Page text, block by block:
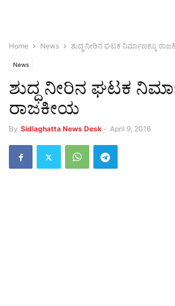
Home News ಶುದ್ಧ ನೀರಿನ ಘಟಕ ನಿರ್ಮಾಣಕ್ಕೂ
News
ಶುದ್ಧ ನೀರಿನ ಘಟಕ
ರಾಜಕೀಯ
By Sidlaghatta News Desk - April 9, 2016